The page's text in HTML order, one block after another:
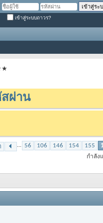
เข้าสู่ระบบถาวร?
ผ่าน
... 56 106 146 154 155
กำลัง